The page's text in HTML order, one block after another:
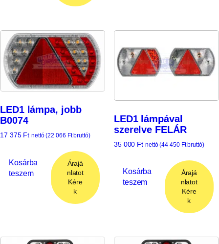
LED1 lámpa, jobb
B0074
17 375 Ft nettó (22 066 Ftbruttó)
Kosárba
teszem
Árajá
nlatot
Kére
k
LED1 lámpával
szerelve FELÁR
35 000 Ft nettó (44 450 Ftbruttó)
Kosárba
teszem
Árajá
nlatot
Kére
k